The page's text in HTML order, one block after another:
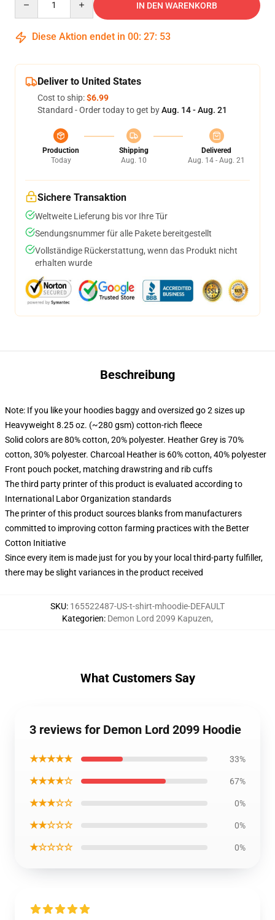
IN DEN WARENKORB
Diese Aktion endet in 00: 27: 53
Deliver to United States
Cost to ship:$6.99
Standard - Order today to get byAug. 14 - Aug. 21
Production
Today
Shipping
Aug. 10
Delivered
Aug. 14 - Aug. 21
Sichere Transaktion
Weltweite Lieferung bis vor Ihre Tür
Sendungsnummer für alle Pakete bereitgestellt
Vollständige Rückerstattung, wenn das Produkt nicht
erhalten wurde
Beschreibung
Note: If you like your hoodies baggy and oversized go 2 sizes up
Heavyweight 8.25 oz. (~280 gsm) cotton-rich fleece
Solid colors are 80% cotton, 20% polyester. Heather Grey is 70%
cotton, 30% polyester. Charcoal Heather is 60% cotton, 40% polyester
Front pouch pocket, matching drawstring and rib cuffs
The third party printer of this product is evaluated according to
International Labor Organization standards
The printer of this product sources blanks from manufacturers
committed to improving cotton farming practices with the Better
Cotton Initiative
Since every item is made just for you by your local third-party fulfiller,
there may be slight variances in the product received
SKU: 165522487-US-t-shirt-mhoodie-DEFAULT
Kategorien: Demon Lord 2099 Kapuzen,
What Customers Say
3 reviews for Demon Lord 2099 Hoodie
★★★★★ 33%
★★★★☆ 67%
★★★☆☆ 0%
★★☆☆☆ 0%
★☆☆☆☆ 0%